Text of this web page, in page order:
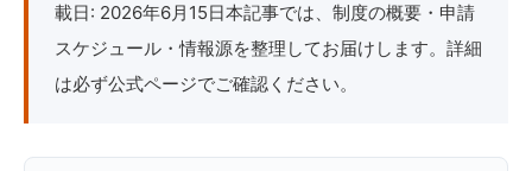
載日: 2026年6月15日本記事では、制度の概要・申請
スケジュール・情報源を整理してお届けします。詳細
は必ず公式ページでご確認ください。